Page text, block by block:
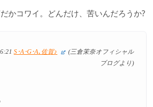
かコワイ。どんだけ、苦いんだろうか?
S･A･G･A､佐賀♪
(三倉茉奈オフィシャル
ブログより)